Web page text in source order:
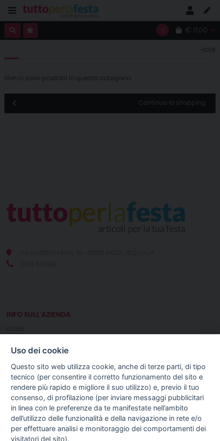
0 € 0,00
HOME
Non ci sono prodotti in questa categoria.
Continua lo shopping
INFO SULL'AZIENDA
NOTIZIE
GUIDA AGLI ACQUISTI
PROCEDURA DI ACQUISTO
DIRITTO DI RECESSO
SPEDIZIONI E COSTI
Uso dei cookie
Questo sito web utilizza cookie, anche di terze parti, di tipo
tecnico (per consentire il corretto funzionamento del sito e
rendere più rapido e migliore il suo utilizzo) e, previo il tuo
consenso, di profilazione (per inviare messaggi pubblicitari
in linea con le preferenze da te manifestate nell’ambito
dell’utilizzo delle funzionalità e della navigazione in rete e/o
per effettuare analisi e monitoraggio dei comportamenti dei
visitatori del sito).